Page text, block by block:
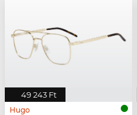
49 243 Ft
Hugo